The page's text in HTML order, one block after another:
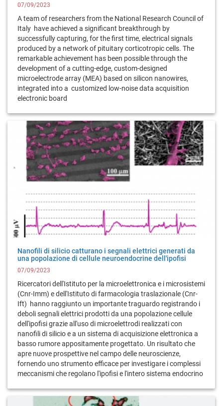
07/09/2023
A team of researchers from the National Research Council of
Italy have achieved a significant breakthrough by
successfully capturing, for the first time, electrical signals
produced by a network of pituitary corticotropic cells. The
remarkable achievement has been possible through the
development of a cutting-edge, custom-designed
microelectrode array (MEA) based on silicon nanowires,
integrated into a customized low-noise data acquisition
electronic board
Nanofili di silicio catturano i segnali elettrici generati da
una popolazione di cellule neuroendocrine dell'ipofisi
07/09/2023
Ricercatori dell'Istituto per la microelettronica e i microsistemi
(Cnr-Imm) e dell'Istituto di farmacologia traslazionale (Cnr-
Ift) hanno raggiunto un importante traguardo registrando i
deboli segnali elettrici prodotti da una popolazione cellule
dell'ipofisi grazie all'uso di microelettrodi realizzati con
nanofili di silicio e a un sistema di acquisizione elettronica a
basso rumore appositamente progettato. Un risultato che
apre nuove prospettive nel campo delle neuroscienze,
fornendo uno strumento efficace per investigare i complessi
meccanismi che regolano l'ipofisi e l'intero sistema endocrino